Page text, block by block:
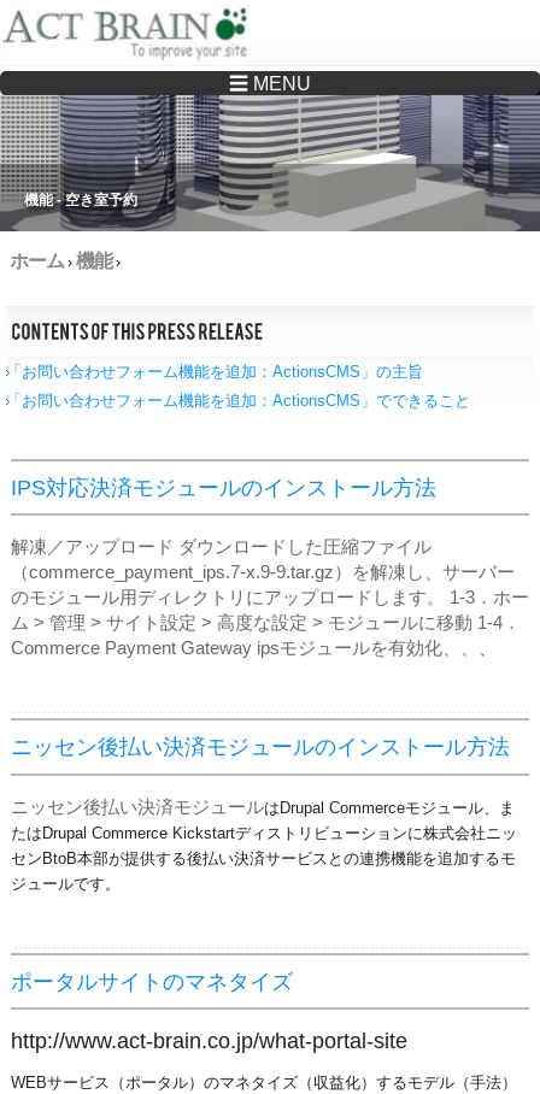
Drupalサイトの制作・保守をどこに頼んでいいか分からない方へ…まずはご相談く
ださい
☰ MENU
機能 - 空き室予約
ホーム› 機能›
「お問い合わせフォーム機能を追加：ActionsCMS」の主旨
「お問い合わせフォーム機能を追加：ActionsCMS」でできること
IPS対応決済モジュールのインストール方法
解凍／アップロード ダウンロードした圧縮ファイル
（commerce_payment_ips.7-x.9-9.tar.gz）を解凍し、サーバー
のモジュール用ディレクトリにアップロードします。 1‐3．ホー
ム > 管理 > サイト設定 > 高度な設定 > モジュールに移動 1‐4．
Commerce Payment Gateway ipsモジュールを有効化、、、
ニッセン後払い決済モジュールのインストール方法
ニッセン後払い決済モジュールはDrupal Commerceモジュール、ま
たはDrupal Commerce Kickstartディストリビューションに株式会社ニッ
センBtoB本部が提供する後払い決済サービスとの連携機能を追加するモ
ジュールです。
ポータルサイトのマネタイズ
http://www.act-brain.co.jp/what-portal-site
WEBサービス（ポータル）のマネタイズ（収益化）するモデル（手法）